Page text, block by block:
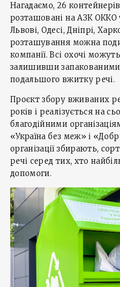
Нагадаємо, 26
розташовані на АЗК ОККО
Львові, Одесі, Дніпрі,
розташування можна
компанії. Всі охочі
залишивши запакованими
подальшого вжитку речі.
Проєкт збору вживаних
років і реалізується на
благодійними
«Україна без меж» і
організації збирають,
речі серед тих, хто
допомоги.